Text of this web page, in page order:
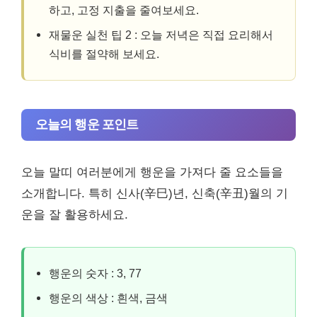
하고, 고정 지출을 줄여보세요.
재물운 실천 팁 2 : 오늘 저녁은 직접 요리해서
식비를 절약해 보세요.
오늘의 행운 포인트
오늘 말띠 여러분에게 행운을 가져다 줄 요소들을
소개합니다. 특히 신사(辛巳)년, 신축(辛丑)월의 기
운을 잘 활용하세요.
행운의 숫자 : 3, 77
행운의 색상 : 흰색, 금색